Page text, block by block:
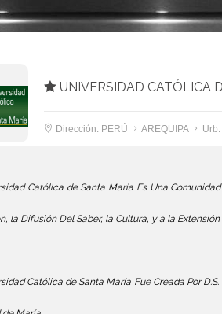
UNIVERSIDAD CATÓLICA
Dirección: PERÚ AREQUIPA
Católica de Santa María Es Una
la Difusión Del Saber, la Cultura, y a la
Católica de Santa María Fue Creada Por